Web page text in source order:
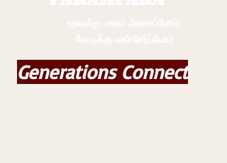
Generations Connect